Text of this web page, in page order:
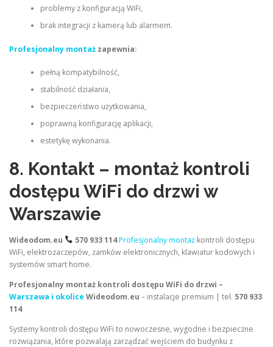
problemy z konfiguracją WiFi,
brak integracji z kamerą lub alarmem.
Profesjonalny montaż zapewnia:
pełną kompatybilność,
stabilność działania,
bezpieczeństwo użytkowania,
poprawną konfigurację aplikacji,
estetykę wykonania.
8. Kontakt – montaż kontroli
dostępu WiFi do drzwi w
Warszawie
Wideodom.eu 570 933 114Profesjonalny montażkontroli dostępu
WiFi, elektrozaczepów, zamków elektronicznych, klawiatur kodowych i
systemów smart home.
Profesjonalny montaż kontroli dostępu WiFi do drzwi –
Warszawa i okolice Wideodom.eu – instalacje premium | tel. 570 933
114
Systemy kontroli dostępu WiFi to nowoczesne, wygodne i bezpieczne
rozwiązania, które pozwalają zarządzać wejściem do budynku z